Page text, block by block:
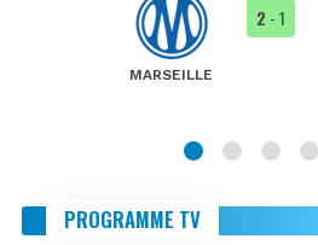
MARSEILLE
2 - 1
PROGRAMME TV